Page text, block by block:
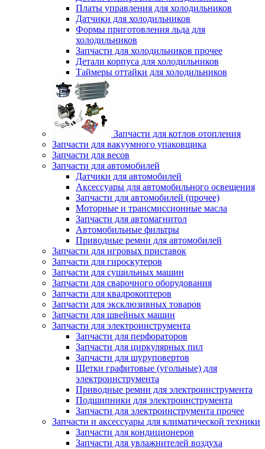
Платы управления для холодильников
Датчики для холодильников
Формы приготовления льда для
холодильников
Запчасти для холодильников прочее
Детали корпуса для холодильников
Таймеры оттайки для холодильников
Запчасти для котлов отопления
Запчасти для вакуумного упаковщика
Запчасти для весов
Запчасти для автомобилей
Датчики для автомобилей
Аксессуары для автомобильного освещения
Запчасти для автомобилей (прочее)
Моторные и трансмиссионные масла
Запчасти для автомагнитол
Автомобильные фильтры
Приводные ремни для автомобилей
Запчасти для игровых приставок
Запчасти для гироскутеров
Запчасти для сушильных машин
Запчасти для сварочного оборудования
Запчасти для квадрокоптеров
Запчасти для эксклюзивных товаров
Запчасти для швейных машин
Запчасти для электроинструмента
Запчасти для перфораторов
Запчасти для циркулярных пил
Запчасти для шуруповертов
Щетки графитовые (угольные) для
электроинструмента
Приводные ремни для электроинструмента
Подшипники для электроинструмента
Запчасти для электроинструмента прочее
Запчасти и аксессуары для климатической техники
Запчасти для кондиционеров
Запчасти для увлажнителей воздуха